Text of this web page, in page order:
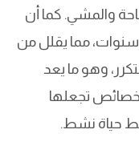
والمشي. كما أن
سنوات، مما يقلل من
وهو ما يعد
تجعلها
حياة نشط.